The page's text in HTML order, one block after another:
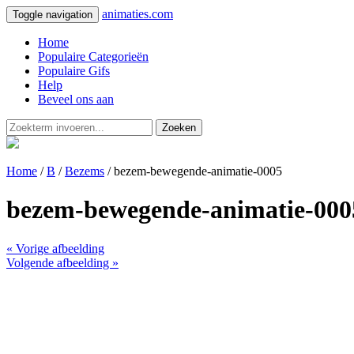
Toggle navigation animaties.com
Home
Populaire Categorieën
Populaire Gifs
Help
Beveel ons aan
Zoeken
Home /B /Bezems / bezem-bewegende-animatie-0005
bezem-bewegende-animatie-
« Vorige afbeelding
Volgende afbeelding »